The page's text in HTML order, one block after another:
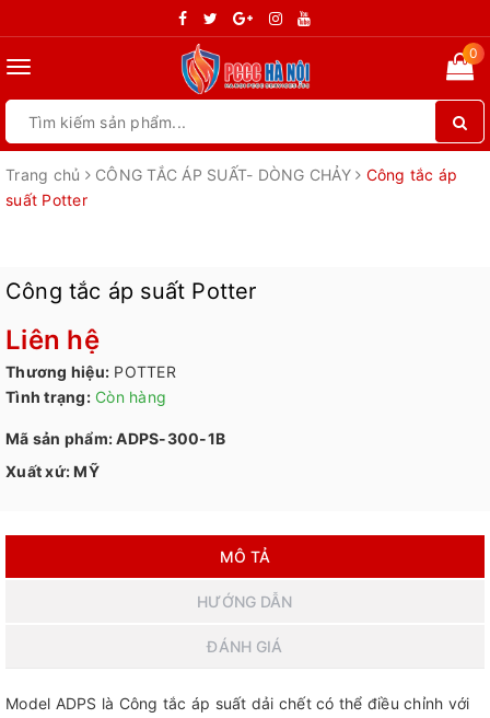
Toggle
0
Trang chủ CÔNG TẮC ÁP SUẤT- DÒNG CHẢY
Công tắc áp
suất Potter
Công tắc áp suất Potter
Liên hệ
Thương hiệu: POTTER
Tình trạng: Còn hàng
Mã sản phẩm: ADPS-300-1B
Xuất xứ: MỸ
MÔ TẢ
HƯỚNG DẪN
ĐÁNH GIÁ
Model ADPS là Công tắc áp suất dải chết có thể điều chỉnh với